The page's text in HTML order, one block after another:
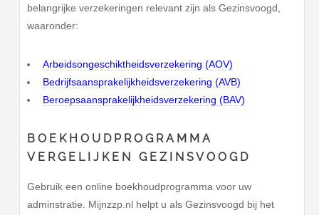
belangrijke verzekeringen relevant zijn als Gezinsvoogd,
waaronder:
Arbeidsongeschiktheidsverzekering (AOV)
Bedrijfsaansprakelijkheidsverzekering (AVB)
Beroepsaansprakelijkheidsverzekering (BAV)
BOEKHOUDPROGRAMMA
VERGELIJKEN GEZINSVOOGD
Gebruik een online boekhoudprogramma voor uw
adminstratie. Mijnzzp.nl helpt u als Gezinsvoogd bij het